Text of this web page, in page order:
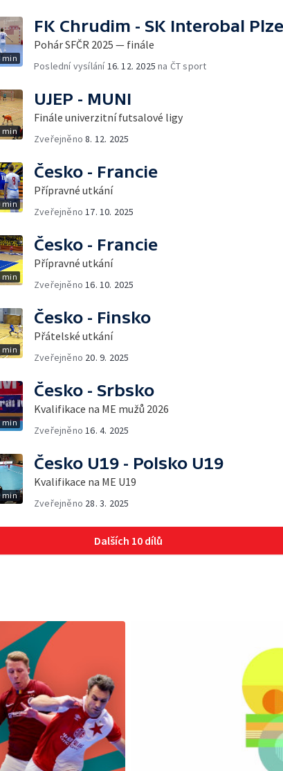
min
FK Chrudim - SK Interobal
Pohár SFČR 2025 — finále
Poslední vysílání 16. 12. 2025 na ČT sport
min
UJEP - MUNI
Finále univerzitní futsalové ligy
Zveřejněno8. 12. 2025
min
Česko - Francie
Přípravné utkání
Zveřejněno 17. 10. 2025
min
Česko - Francie
Přípravné utkání
Zveřejněno 16. 10. 2025
min
Česko - Finsko
Přátelské utkání
Zveřejněno 20. 9. 2025
min
Česko - Srbsko
Kvalifikace na ME mužů 2026
Zveřejněno 16. 4. 2025
min
Česko U19 - Polsko U19
Kvalifikace na ME U19
Zveřejněno 28. 3. 2025
Dalších 10 dílů